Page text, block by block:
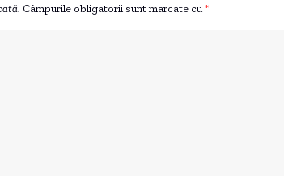
Câmpurile obligatorii sunt marcate cu *